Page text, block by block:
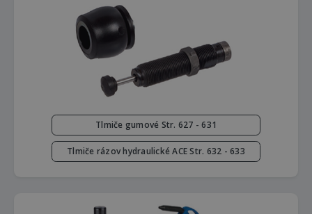
Tlmiče gumové Str. 627 - 631
Tlmiče rázov hydraulické ACE Str. 632 - 633